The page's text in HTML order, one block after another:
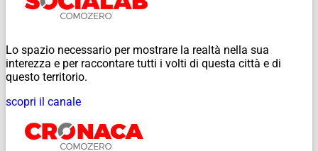
Lo spazio necessario per mostrare la realtà nella sua
interezza e per raccontare tutti i volti di questa città e di
questo territorio.
scopri il canale